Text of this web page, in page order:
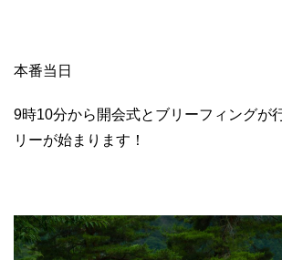
本番当日
9時10分から開会式とブリーフィングが
リーが始まります！